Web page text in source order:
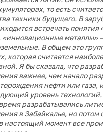
то есть
техники будущего. В
встречать понятия
«инновационные металлы»
В общем это
которая считается
Я бы сказала, что
важнее, чем начало
нефти или газа,
уровень
разрабатывались
в Забайкалье, но потом
настоящий момент все